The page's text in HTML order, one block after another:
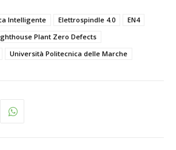
Intelligente Elettrospindle 4.0
EN4
Plant Zero Defects
Università Politecnica delle Marche